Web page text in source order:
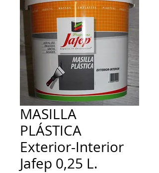
MASILLA
PLÁSTICA
Exterior-Interior
Jafep 0,25 L.